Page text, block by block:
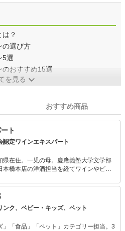
？
の選び方
5選
のおすすめ15選
を見る
おすすめ商品
ト
認定ワインエキスパート
県在住。一児の母。慶應義塾大学文学部
本橋本店の洋酒担当を経てワインやビー
の資格を取得。 現在はOffice Le
高知県内のワイナリーのアドバイザー
師を務める一方、ワインに関連する記事
も多数手がけています。2019年、日本ソ
副支部長に就任。
ンク、ベビー・キッズ、ペット
」「食品」「ペット」カテゴリー担当。3